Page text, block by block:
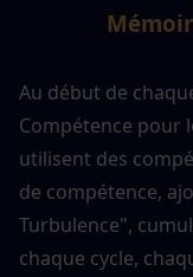
Au début de
Compétence pour
utilisent des
de compétence,
Turbulence",
chaque cycle,